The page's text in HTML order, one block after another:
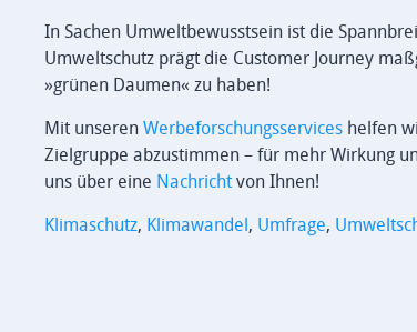
In Sachen Umweltbewusstsein ist die
Umweltschutz prägt die Customer Journey
»grünen Daumen« zu haben!
Mit unseren Werbeforschungsservices helfen
Zielgruppe abzustimmen – für mehr Wirkung
uns über eine Nachricht von Ihnen!
Klimaschutz, Klimawandel, Umfrage,